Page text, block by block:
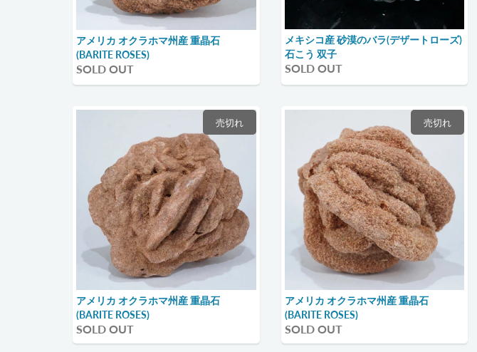
アメリカ オクラホマ州産 重晶石
(BARITE ROSES)
SOLD OUT
メキシコ産 砂漠のバラ(デザートローズ)
石こう 双子
SOLD OUT
売切れ
アメリカ オクラホマ州産 重晶石
(BARITE ROSES)
SOLD OUT
売切れ
アメリカ オクラホマ州産 重晶石
(BARITE ROSES)
SOLD OUT